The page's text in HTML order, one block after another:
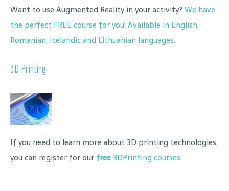
Want to use Augmented Reality in your activity? We have
the perfect FREE course for you! Available in English,
Romanian, Icelandic and Lithuanian languages.
3D Printing
If you need to learn more about 3D printing technologies,
you can register for our free 3DPrinting courses.